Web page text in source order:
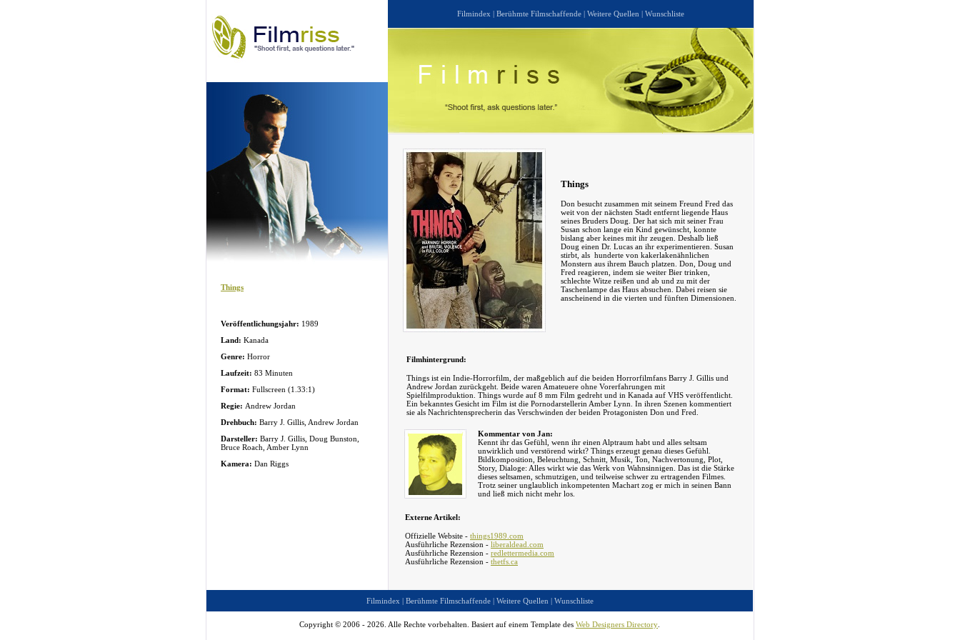
Filmindex | Berühmte Filmschaffende| Weitere Quellen | Wunschliste
Things
Don besucht zusammen mit seinem Freund Fred das
weit von der nächsten Stadt entfernt liegende Haus
seines Bruders Doug. Der hat sich mit seiner Frau
Susan schon lange ein Kind gewünscht, konnte
bislang aber keines mit ihr zeugen. Deshalb ließ
Doug einen Dr. Lucas an ihr experimentieren. Susan
stirbt, als hunderte von kakerlakenähnlichen
Monstern aus ihrem Bauch platzen. Don, Doug und
Fred reagieren, indem sie weiter Bier trinken,
schlechte Witze reißen und ab und zu mit der
Taschenlampe das Haus absuchen. Dabei reisen sie
anscheinend in die vierten und fünften Dimensionen.
Filmhintergrund:
Things ist ein Indie-Horrorfilm, der maßgeblich auf die beiden Horrorfilmfans Barry J. Gillis und
Andrew Jordan zurückgeht. Beide waren Amateuere ohne Vorerfahrungen mit
Spielfilmproduktion. Things wurde auf 8 mm Film gedreht und in Kanada auf VHS veröffentlicht.
Ein bekanntes Gesicht im Film ist die Pornodarstellerin Amber Lynn. In ihren Szenen kommentiert
sie als Nachrichtensprecherin das Verschwinden der beiden Protagonisten Don und Fred.
Kommentar von Jan:
Kennt ihr das Gefühl, wenn ihr einen Alptraum habt und alles seltsam
unwirklich und verstörend wirkt? Things erzeugt genau dieses Gefühl.
Bildkomposition, Beleuchtung, Schnitt, Musik, Ton, Nachvertonung, Plot,
Story, Dialoge: Alles wirkt wie das Werk von Wahnsinnigen. Das ist die Stärke
dieses seltsamen, schmutzigen, und teilweise schwer zu ertragenden Filmes.
Trotz seiner unglaublich inkompetenten Machart zog er mich in seinen Bann
und ließ mich nicht mehr los.
Externe Artikel:
Offizielle Website - things1989.com
Ausführliche Rezension - liberaldead.com
Ausführliche Rezension - redlettermedia.com
Ausführliche Rezension - thetfs.ca
Things
Veröffentlichungsjahr: 1989
Land: Kanada
Genre: Horror
Laufzeit: 83 Minuten
Format: Fullscreen (1.33:1)
Regie: Andrew Jordan
Drehbuch: Barry J. Gillis, Andrew Jordan
Darsteller: Barry J. Gillis, Doug Bunston,
Bruce Roach, Amber Lynn
Kamera: Dan Riggs
Filmindex | Berühmte Filmschaffende| Weitere Quellen | Wunschliste
Copyright © 2006 - 2026. Alle Rechte vorbehalten. Basiert auf einem Template des Web Designers Directory